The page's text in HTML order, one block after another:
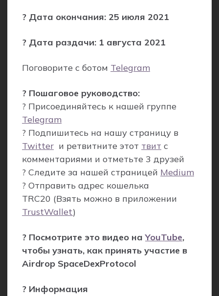
? Дата окончания: 25 июля 2021
? Дата раздачи: 1 августа 2021
Поговорите с ботом Telegram
? Пошаговое руководство:
? Присоединяйтесь к нашей группе
Telegram
? Подпишитесь на нашу страницу в
Twitter и ретвитните этот твит с
комментариями и отметьте 3 друзей
? Следите за нашей страницей Medium
? Отправить адрес кошелька
TRC20 (Взять можно в приложении
TrustWallet)
? Посмотрите это видео наYouTube,
чтобы узнать, как принять участие в
Airdrop SpaceDexProtocol
? Информация